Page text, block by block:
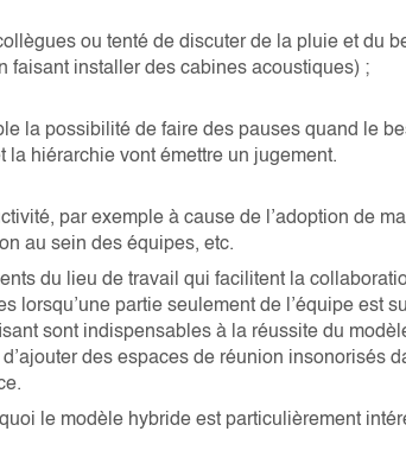
ou tenté de discuter de la pluie et du
faisant installer des cabines acoustiques) ;
la possibilité de faire des pauses quand le
hiérarchie vont émettre un jugement.
par exemple à cause de l’adoption de
au sein des équipes, etc.
du lieu de travail qui facilitent la
lorsqu’une partie seulement de l’équipe est
sont indispensables à la réussite du
des espaces de réunion insonorisés
le modèle hybride est particulièrement